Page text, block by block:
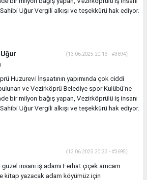
Uğur Vergili alkışı ve teşekkürü hak ediyor.
(13.06.2025 20:13 - #3694)
Huzurevi İnşaatının yapımında çok ciddi
ve Vezirköprü Belediye spor Kulübü’ne
bir milyon bağış yapan, Vezirköprülü iş insanı
Uğur Vergili alkışı ve teşekkürü hak ediyor.
(13.06.2025 20:23 - #3695)
insanı iş adamı Ferhat çiçek amcam
kitap yazacak adam köyümüz için